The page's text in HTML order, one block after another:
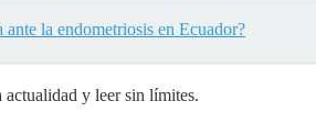
ante la endometriosis en Ecuador?
y leer sin límites.